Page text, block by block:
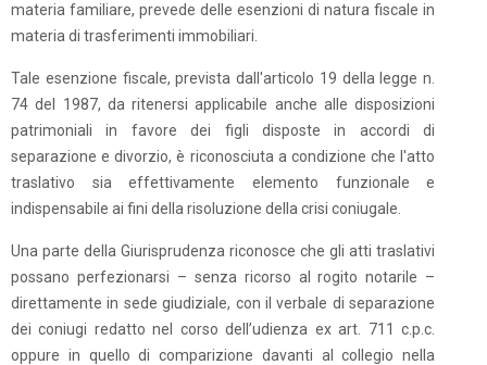
materia familiare, prevede delle esenzioni di natura fiscale in
materia di trasferimenti immobiliari.
Tale esenzione fiscale, prevista dall'articolo 19 della legge n.
74 del 1987, da ritenersi applicabile anche alle disposizioni
patrimoniali in favore dei figli disposte in accordi di
separazione e divorzio, è riconosciuta a condizione che l'atto
traslativo sia effettivamente elemento funzionale e
indispensabile ai fini della risoluzione della crisi coniugale.
Una parte della Giurisprudenza riconosce che gli atti traslativi
possano perfezionarsi – senza ricorso al rogito notarile –
direttamente in sede giudiziale, con il verbale di separazione
dei coniugi redatto nel corso dell’udienza ex art. 711 c.p.c.
oppure in quello di comparizione davanti al collegio nella